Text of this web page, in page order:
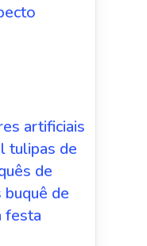
artificiais
tulipas de
de
de
festa